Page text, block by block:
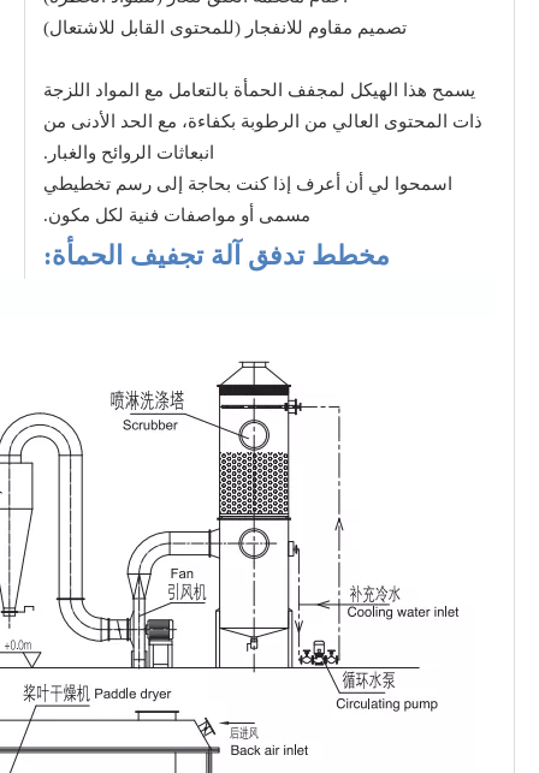
تصميم مقاوم للانفجار (للمحتوى القابل للاشتعال)
يسمح هذا الهيكل لمجفف الحمأة بالتعامل مع المواد اللزجة
ذات المحتوى العالي من الرطوبة بكفاءة، مع الحد الأدنى من
انبعاثات الروائح والغبار.
اسمحوا لي أن أعرف إذا كنت بحاجة إلى رسم تخطيطي
مسمى أو مواصفات فنية لكل مكون.
مخطط تدفق آلة تجفيف الحمأة: